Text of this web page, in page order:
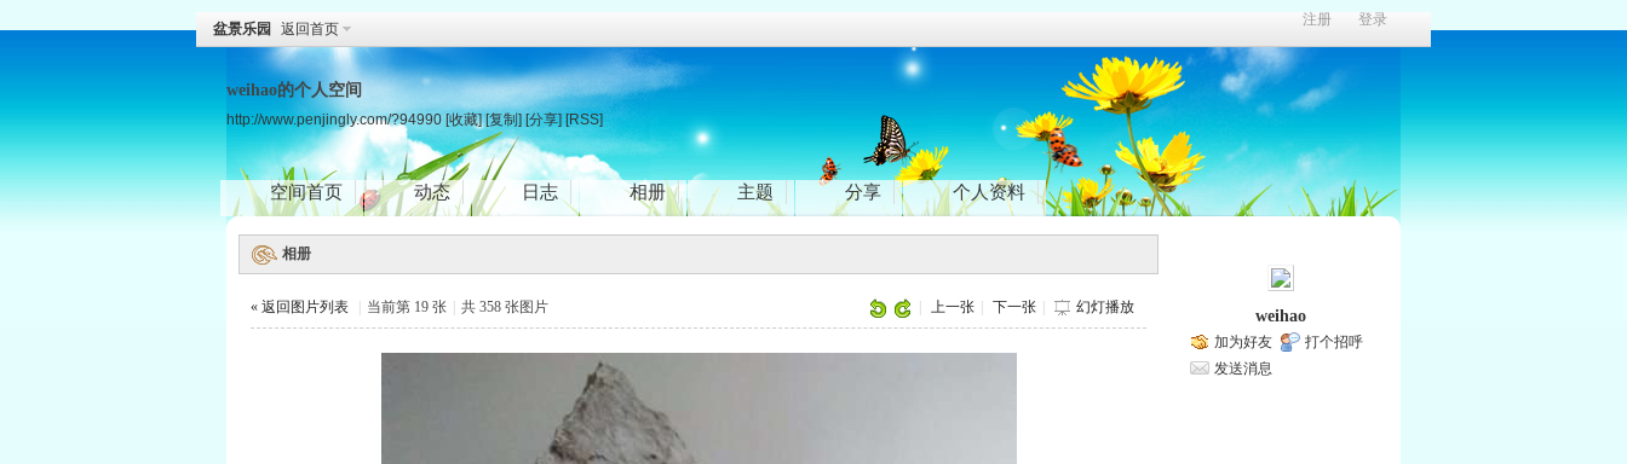
注册 登录
盆景乐园 返回首页
weihao的个人空间
http://www.penjingly.com/?94990 [收藏] [复制] [分享] [RSS]
空间首页 动态 日志 相册 主题 分享 个人资料
相册
上一张 下一张 幻灯播放
« 返回图片列表 当前第 19 张 共 358 张图片 weihao
加为好友
打个招呼
发送消息